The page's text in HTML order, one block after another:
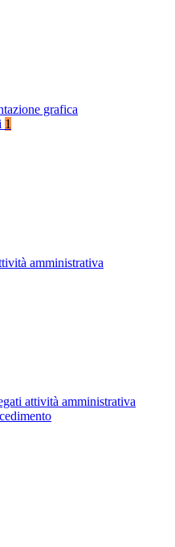
grafica
1
amministrativa
attività amministrativa